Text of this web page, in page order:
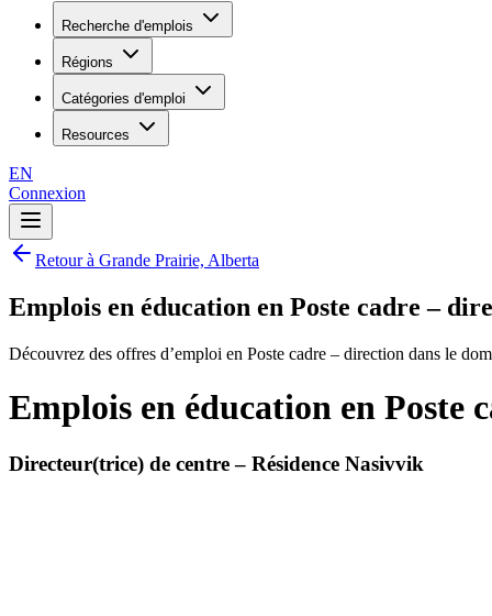
Recherche d'emplois
Régions
Catégories d'emploi
Resources
EN
Connexion
Retour à Grande Prairie, Alberta
Emplois en éducation en Poste cadre –
Découvrez des offres d’emploi en Poste cadre – direction dans le
Emplois en éducation en
Directeur(trice) de centre – Résidence Nasivvik